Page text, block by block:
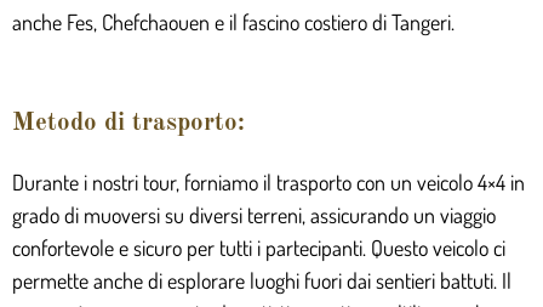
anche Fes, Chefchaouen e il fascino costiero di Tangeri.
Metodo di trasporto:
Durante i nostri tour, forniamo il trasporto con un veicolo 4×4 in
grado di muoversi su diversi terreni, assicurando un viaggio
confortevole e sicuro per tutti i partecipanti. Questo veicolo ci
permette anche di esplorare luoghi fuori dai sentieri battuti. Il